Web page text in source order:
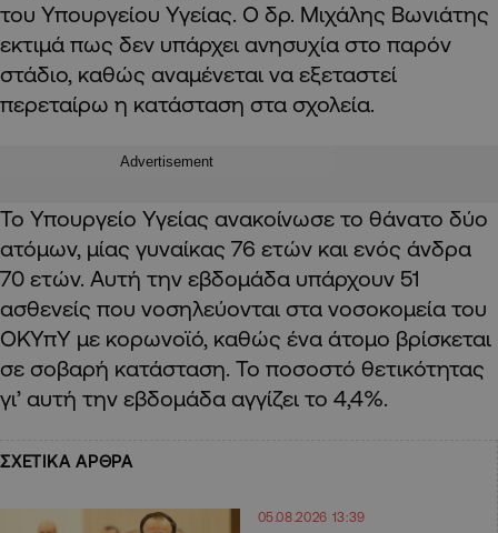
του Υπουργείου Υγείας. Ο δρ. Μιχάλης Βωνιάτης
εκτιμά πως δεν υπάρχει ανησυχία στο παρόν
στάδιο, καθώς αναμένεται να εξεταστεί
περεταίρω η κατάσταση στα σχολεία.
Advertisement
Το Υπουργείο Υγείας ανακοίνωσε το θάνατο δύο
ατόμων, μίας γυναίκας 76 ετών και ενός άνδρα
70 ετών. Αυτή την εβδομάδα υπάρχουν 51
ασθενείς που νοσηλεύονται στα νοσοκομεία του
ΟΚΥπΥ με κορωνοϊό, καθώς ένα άτομο βρίσκεται
σε σοβαρή κατάσταση. Το ποσοστό θετικότητας
γι’ αυτή την εβδομάδα αγγίζει το 4,4%.
ΣΧΕΤΙΚΑ ΑΡΘΡΑ
05.08.2026 13:39